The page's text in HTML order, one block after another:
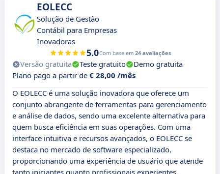
EOLECC
Solução de Gestão
Contábil para Empresas
Inovadoras
5.0Com base em 24 avaliações
Versão gratuita Teste gratuito
Demo gratuita
Plano pago a partir de € 28,00 /mês
O EOLECC é uma solução inovadora que oferece um
conjunto abrangente de ferramentas para gerenciamento
e análise de dados, sendo uma excelente alternativa para
quem busca eficiência em suas operações. Com uma
interface intuitiva e recursos avançados, o EOLECC se
destaca no mercado de software especializado,
proporcionando uma experiência de usuário que atende